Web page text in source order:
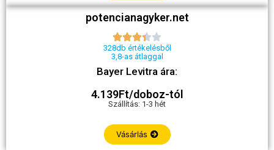
potencianagyker.net

328db értékelésből
3,8-as átlaggal
Bayer Levitra ára:
4.139Ft/doboz-tól
Szállítás: 1-3 hét
Vásárlás